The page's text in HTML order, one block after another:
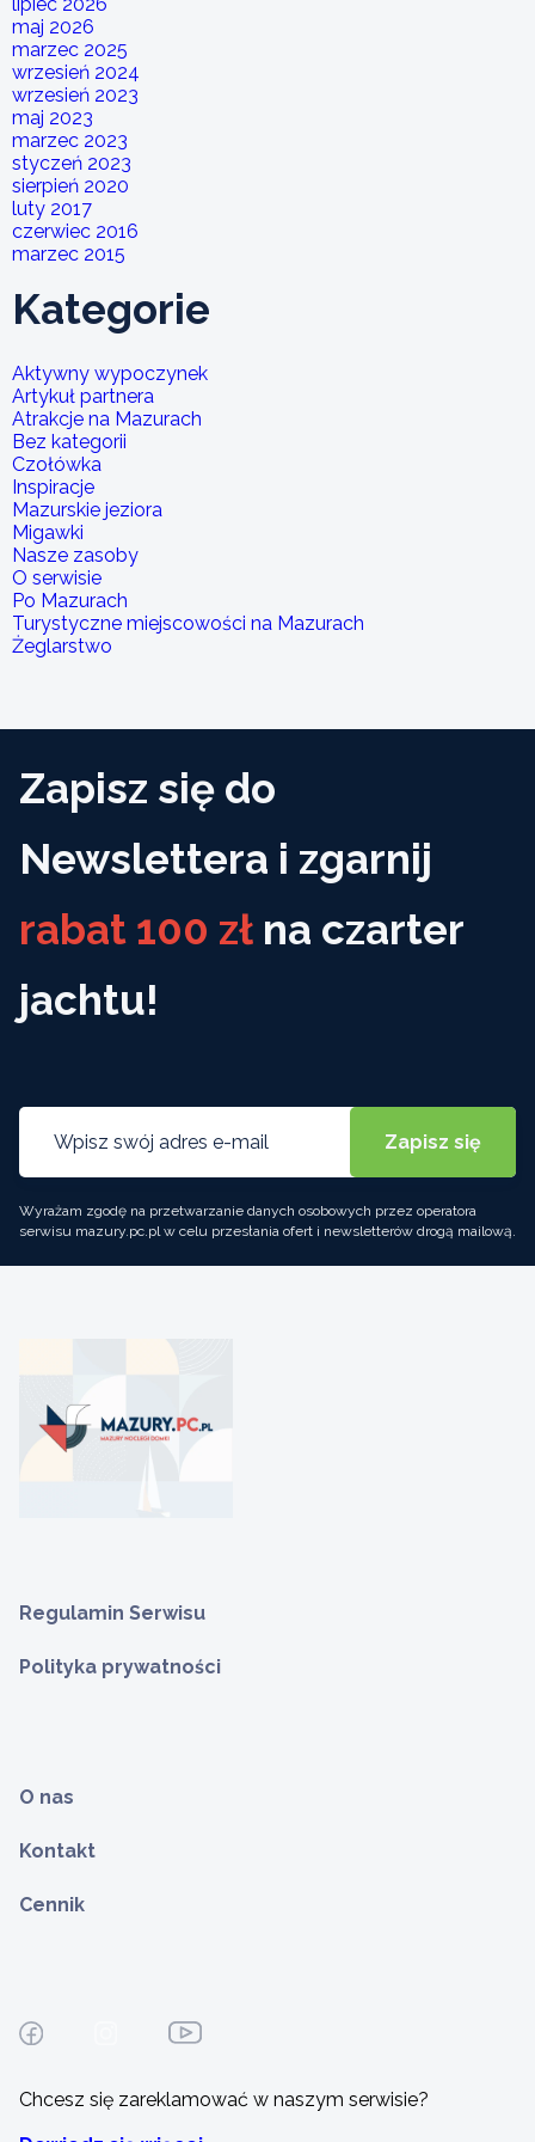
maj 2026
marzec 2025
wrzesień 2024
wrzesień 2023
maj 2023
marzec 2023
styczeń 2023
sierpień 2020
luty 2017
czerwiec 2016
marzec 2015
Kategorie
Aktywny wypoczynek
Artykuł partnera
Atrakcje na Mazurach
Bez kategorii
Czołówka
Inspiracje
Mazurskie jeziora
Migawki
Nasze zasoby
O serwisie
Po Mazurach
Turystyczne miejscowości na Mazurach
Żeglarstwo
Zapisz się do
Newslettera i zgarnij
rabat 100 zł na czarter
jachtu!
Wyrażam zgodę na przetwarzanie danych osobowych przez operatora
serwisu mazury.pc.pl w celu przesłania ofert i newsletterów drogą mailową.
Regulamin Serwisu
Polityka prywatności
O nas
Kontakt
Cennik
Chcesz się zareklamować w naszym serwisie?